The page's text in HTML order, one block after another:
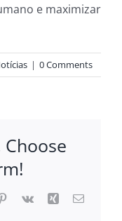
e maximizar
| 0 Comments
Pinterest
Vk Xing Email